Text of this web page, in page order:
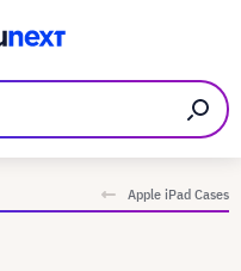
Apple iPad Cases